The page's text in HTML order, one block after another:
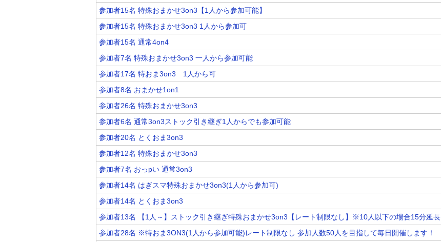
参加者15名 特殊おまかせ3on3【1人から参加可能】
参加者15名 特殊おまかせ3on3 1人から参加可
参加者15名 通常4on4
参加者7名 特殊おまかせ3on3 一人から参加可能
参加者17名 特おま3on3 1人から可
参加者8名 おまかせ1on1
参加者26名 特殊おまかせ3on3
参加者6名 通常3on3ストック引き継ぎ1人からでも参加可能
参加者20名 とくおま3on3
参加者12名 特殊おまかせ3on3
参加者7名 おっpい 通常3on3
参加者14名 はぎスマ特殊おまかせ3on3(1人から参加可)
参加者14名 とくおま3on3
参加者13名 【1人～】ストック引き継ぎ特殊おまかせ3on3【レート制限なし】※10人以下の場合15分延長
参加者28名 ※特おま3ON3(1人から参加可能)レート制限なし 参加人数50人を目指して毎日開催します！